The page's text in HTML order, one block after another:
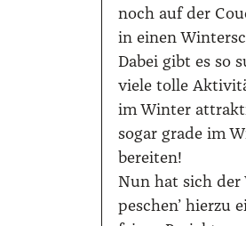
noch auf der
in einen
Dabei gibt es so
vie­le tol­le
im Win­ter
sogar gra­de im
berei­ten!
Nun hat sich der
pe­schen’ hier­zu